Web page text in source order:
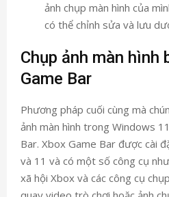
ảnh chụp màn hình của
có thể chỉnh sửa và lưu
Chụp ảnh màn hình
Game Bar
Phương pháp cuối cùng mà
ảnh màn hình trong Windows
Bar. Xbox Game Bar được cài
và 11 và có một số công cụ
xã hội Xbox và các công cụ